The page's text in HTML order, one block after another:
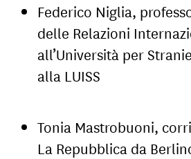
Federico Niglia,
delle Relazioni
all’Università per
alla LUISS
Tonia Mastrobuoni,
La Repubblica da